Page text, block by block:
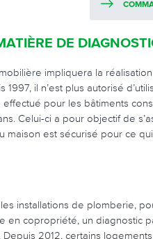
DE
impliquera la
il n’est plus autorisé
pour les bâtiments
Celui-ci a pour objectif de
est sécurisé pour ce
installations de plomberie,
en copropriété, un diagnostic
2012, certains